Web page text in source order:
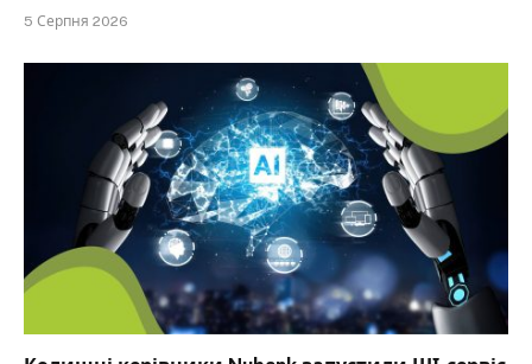
5 Серпня 2026